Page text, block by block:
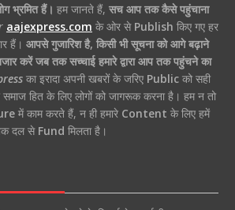
भ्रमित हैं। हम जानते हैं, सच आप तक कैसे पहुंचाना
aajexpress.com के ओर से Publish किए गए हर
हैं। आपसे गुजारिश है, किसी भी सूचना को आगे बढ़ाने
करें जब तक सच्चाई हमारे द्वारा आप तक पहुंचने का
का इरादा अपनी खबरों के जरिए Publicको सही
हित के लिए लोगों को जागरूक करना है। हम न तो
में काम करते हैं, न ही हमारे Content के लिए हमें
दल से Fund मिलता है।